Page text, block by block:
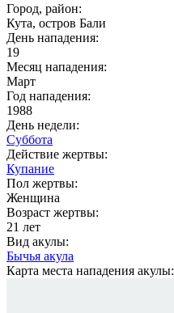
Город, район:
Кута, остров Бали
День нападения:
19
Месяц нападения:
Март
Год нападения:
1988
День недели:
Суббота
Действие жертвы:
Купание
Пол жертвы:
Женщина
Возраст жертвы:
21 лет
Вид акулы:
Бычья акула
Карта места нападения акулы: